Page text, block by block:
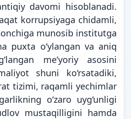
davomi hisoblanadi.
korrupsiyaga chidamli,
munosib institutga
puxta o‘ylangan va aniq
me’yoriy asosini
shuni ko‘rsatadiki,
tizimi, raqamli yechimlar
o‘zaro uyg‘unligi
mustaqilligini hamda